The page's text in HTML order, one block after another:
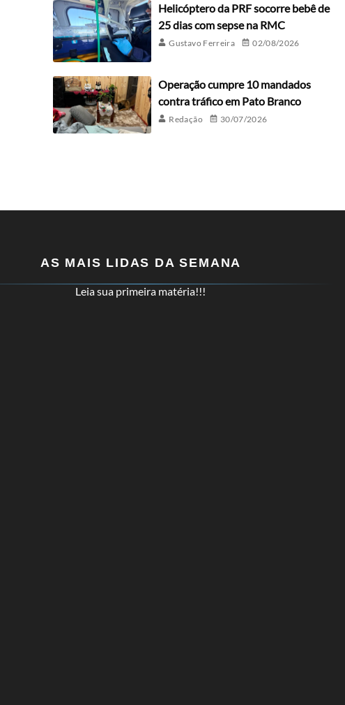
Helicóptero da PRF socorre bebê de
25 dias com sepse na RMC
Gustavo Ferreira 02/08/2026
Operação cumpre 10 mandados
contra tráfico em Pato Branco
Redação 30/07/2026
AS MAIS LIDAS DA SEMANA
Leia sua primeira matéria!!!